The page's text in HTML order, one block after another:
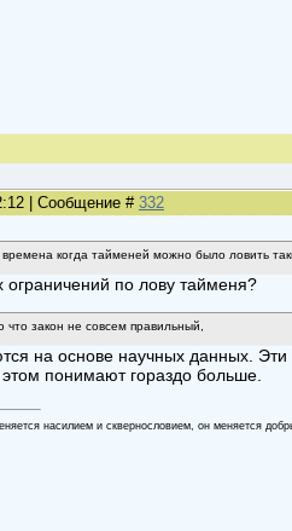
| Сообщение # 332
когда тайменей можно было ловить
ограничений по лову тайменя?
что закон не совсем правильный,
на основе научных данных.
понимают гораздо больше.
нaсилием и cквеpнocлoвием, oн меняетcя